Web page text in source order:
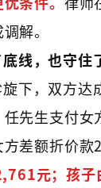
解。
线，也守住
下，双方
先生支付
差额折价
元；孩子